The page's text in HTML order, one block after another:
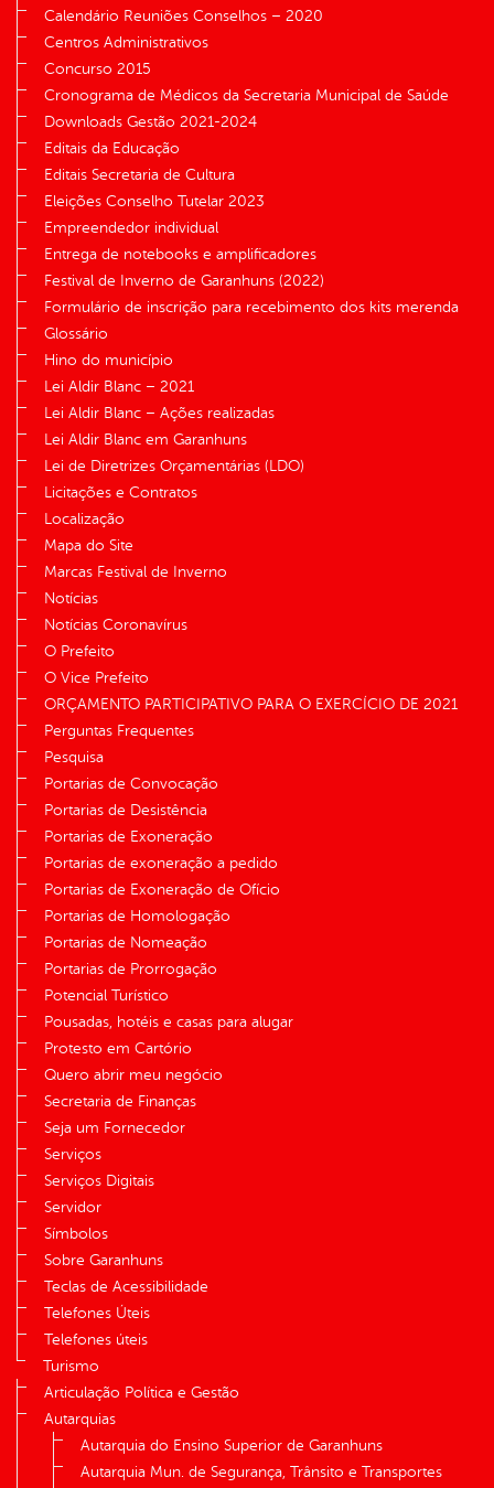
Calendário Reuniões Conselhos – 2020
Centros Administrativos
Concurso 2015
Cronograma de Médicos da Secretaria Municipal de Saúde
Downloads Gestão 2021-2024
Editais da Educação
Editais Secretaria de Cultura
Eleições Conselho Tutelar 2023
Empreendedor individual
Entrega de notebooks e amplificadores
Festival de Inverno de Garanhuns (2022)
Formulário de inscrição para recebimento dos kits merenda
Glossário
Hino do município
Lei Aldir Blanc – 2021
Lei Aldir Blanc – Ações realizadas
Lei Aldir Blanc em Garanhuns
Lei de Diretrizes Orçamentárias (LDO)
Licitações e Contratos
Localização
Mapa do Site
Marcas Festival de Inverno
Notícias
Notícias Coronavírus
O Prefeito
O Vice Prefeito
ORÇAMENTO PARTICIPATIVO PARA O EXERCÍCIO DE 2021
Perguntas Frequentes
Pesquisa
Portarias de Convocação
Portarias de Desistência
Portarias de Exoneração
Portarias de exoneração a pedido
Portarias de Exoneração de Ofício
Portarias de Homologação
Portarias de Nomeação
Portarias de Prorrogação
Potencial Turístico
Pousadas, hotéis e casas para alugar
Protesto em Cartório
Quero abrir meu negócio
Secretaria de Finanças
Seja um Fornecedor
Serviços
Serviços Digitais
Servidor
Símbolos
Sobre Garanhuns
Teclas de Acessibilidade
Telefones Úteis
Telefones úteis
Turismo
Articulação Política e Gestão
Autarquias
Autarquia do Ensino Superior de Garanhuns
Autarquia Mun. de Segurança, Trânsito e Transportes